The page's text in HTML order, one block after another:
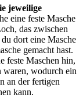
jeweilige
eine feste Masche
das zwischen
dort eine Masche
gemacht hast.
feste Maschen hin,
waren, wodurch ein
an der fertigen
kann.